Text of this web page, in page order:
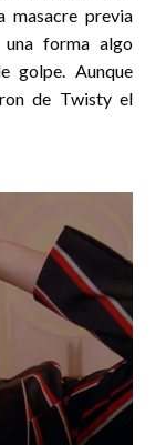
masacre previa
forma algo
golpe. Aunque
de Twisty el